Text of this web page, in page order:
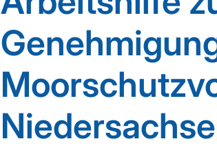
hier: